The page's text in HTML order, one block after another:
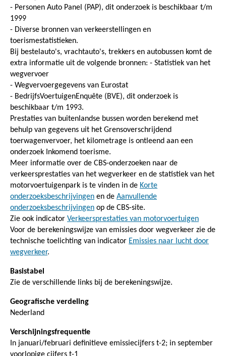
- Personen Auto Panel (PAP), dit onderzoek is beschikbaar t/m
1999
- Diverse bronnen van verkeerstellingen en
toerismestatistieken.
Bij bestelauto's, vrachtauto's, trekkers en autobussen komt de
extra informatie uit de volgende bronnen: - Statistiek van het
wegvervoer
- Wegvervoergegevens van Eurostat
- BedrijfsVoertuigenEnquête (BVE), dit onderzoek is
beschikbaar t/m 1993.
Prestaties van buitenlandse bussen worden berekend met
behulp van gegevens uit het Grensoverschrijdend
toerwagenvervoer, het kilometrage is ontleend aan een
onderzoek Inkomend toerisme.
Meer informatie over de CBS-onderzoeken naar de
verkeersprestaties van het wegverkeer en de statistiek van het
motorvoertuigenpark is te vinden in de Korte
onderzoeksbeschrijvingen en de Aanvullende
onderzoeksbeschrijvingen op de CBS-site.
Zie ook indicator Verkeersprestaties van motorvoertuigen
Voor de berekeningswijze van emissies door wegverkeer zie de
technische toelichting van indicator Emissies naar lucht door
wegverkeer.
Basistabel
Zie de verschillende links bij de berekeningswijze.
Geografische verdeling
Nederland
Verschijningsfrequentie
In januari/februari definitieve emissiecijfers t-2; in september